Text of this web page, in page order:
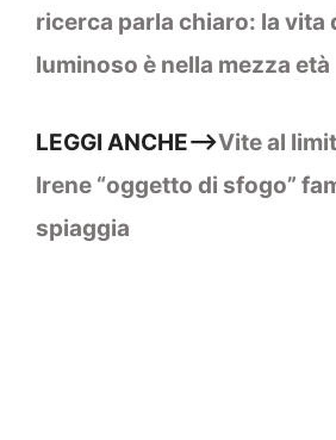
ricerca parla chiaro: la vita
luminoso è nella mezza età
LEGGI ANCHE–>Vite al
Irene “oggetto di sfogo”
spiaggia